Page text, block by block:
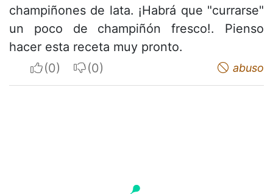
champiñones de lata. ¡Habrá que "currarse"
un poco de champiñón fresco!. Pienso
hacer esta receta muy pronto.
I apreciateI do not appreciate abuso